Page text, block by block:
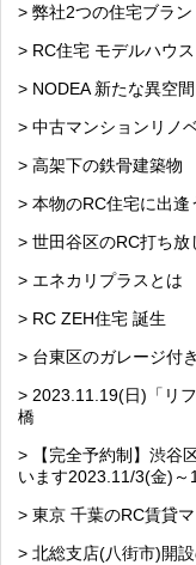
> 弊社2つの住宅ブラ
> RC住宅 モデルハウ
> NODEA 新たな異空間
> 中古マンションリノ
> 高架下の鉄骨建築物
> 本物のRC住宅に出逢
> 世田谷区のRC打ち放
> エネカリプラスとは
> RC ZEH住宅 誕生
> 台東区のガレージ付
> 2023.11.19(日)「リ
橋
> 【完全予約制】渋谷
います2023.11/3(金)～
> 東京 千葉のRC賃貸
> 北総支店(八街市)開